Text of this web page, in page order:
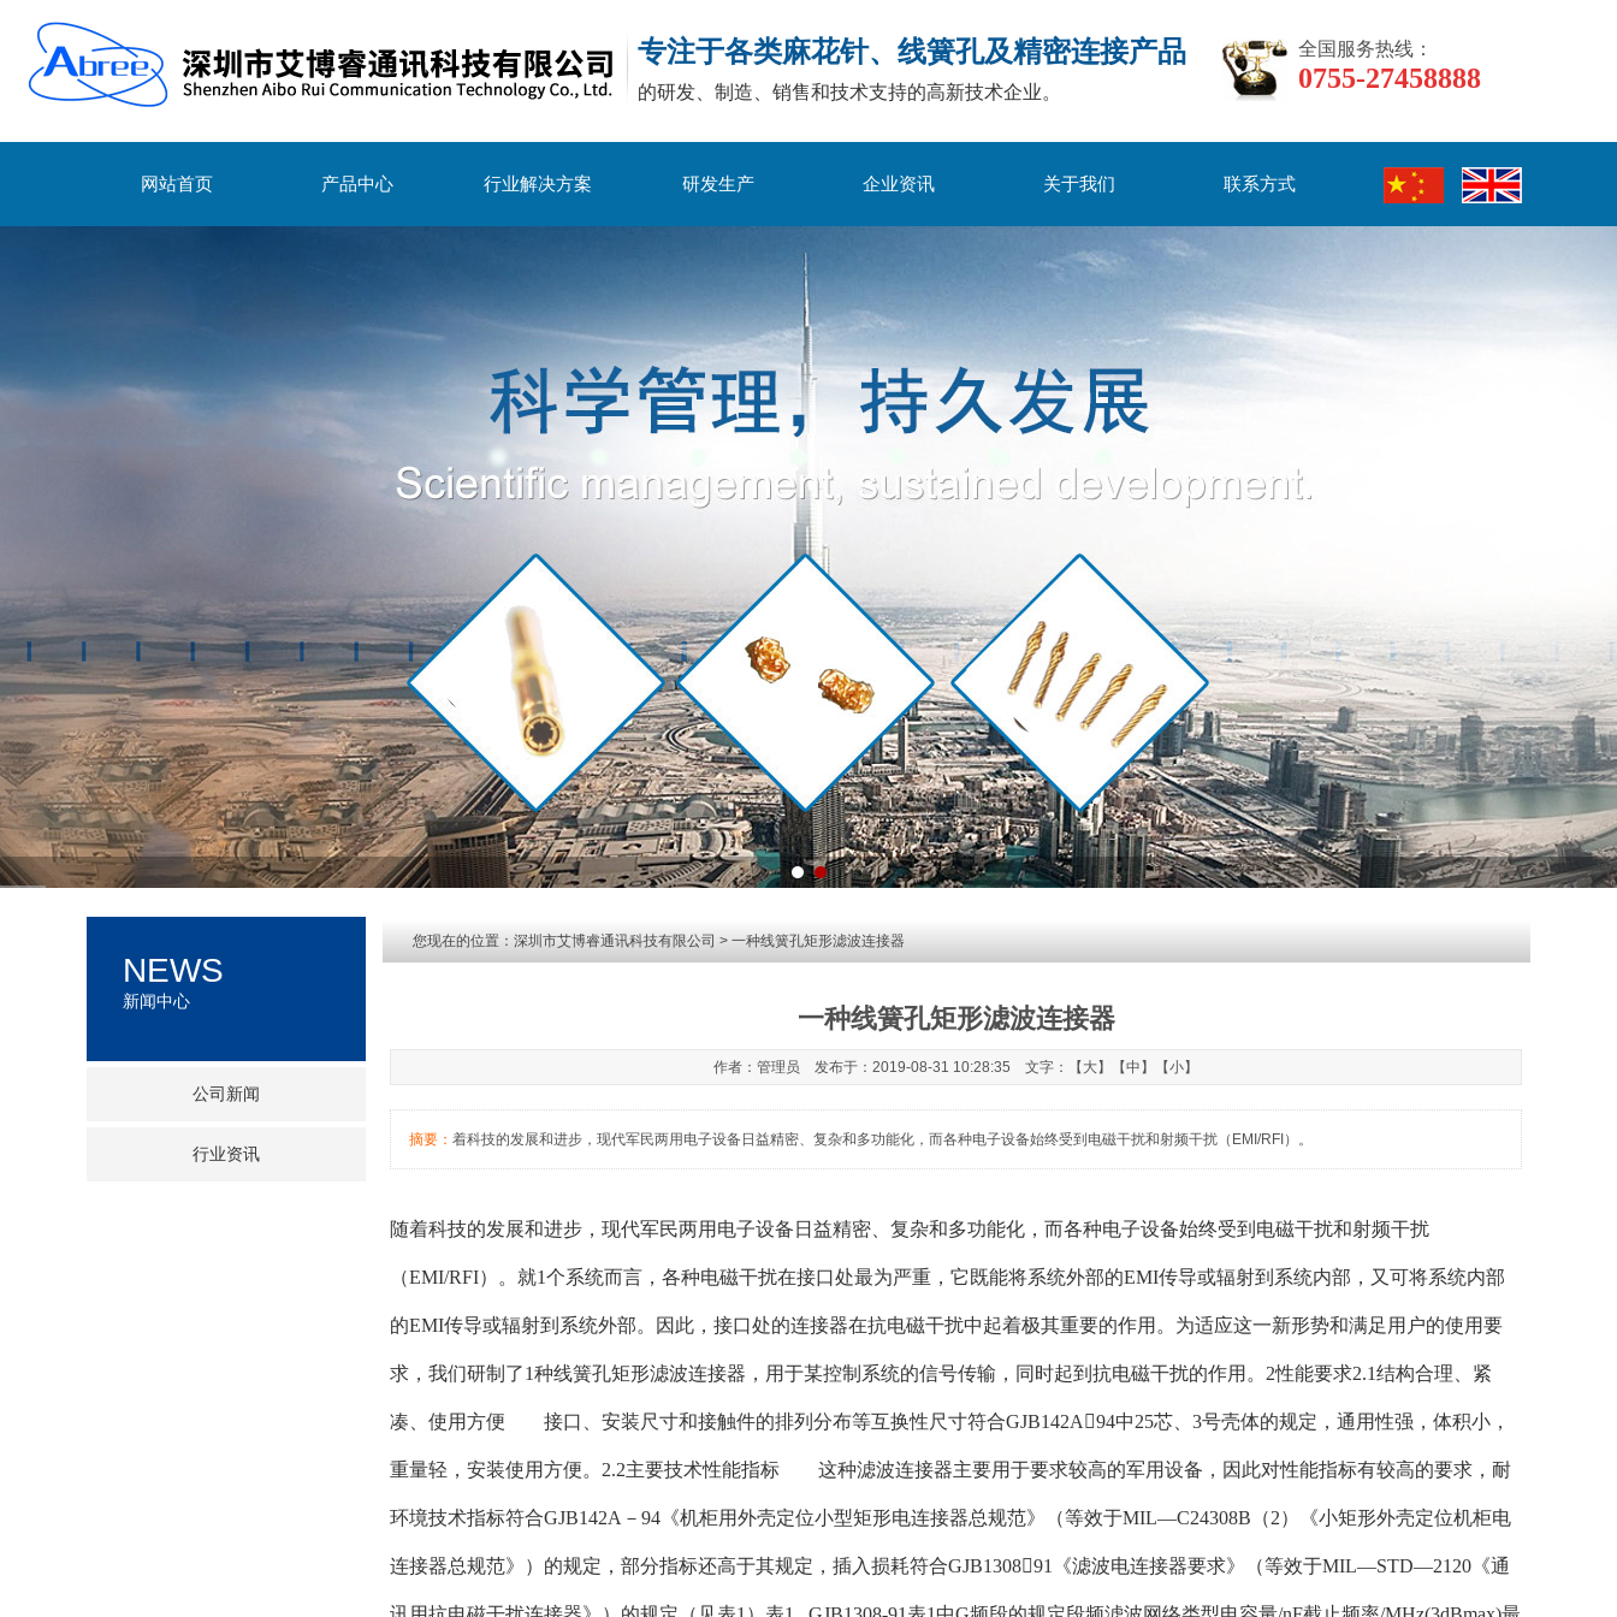
网站首页 产品中心 行业解决方案 研发生产 企业资讯 关于我们 联系方式
全国服务热线：
0755-27458888
专注于各类麻花针、线簧孔及精密连接产品
的研发、制造、销售和技术支持的高新技术企业。
NEWS
新闻中心
公司新闻
行业资讯
您现在的位置： 深圳市艾博睿通讯科技有限公司 > 一种线簧孔矩形滤波连接器
一种线簧孔矩形滤波连接器
作者：管理员 发布于：2019-08-31 10:28:35 文字：【 大】【中 】【小】
摘要： 着科技的发展和进步，现代军民两用电子设备日益精密、复杂和多功能化，而各种电子设备始终受到电磁干扰和射频干扰（EMI/RFI）。
随着科技的发展和进步，现代军民两用电子设备日益精密、复杂和多功能化，而各种电子设备始终受到电磁干扰和射频干扰
（EMI/RFI）。就1个系统而言，各种电磁干扰在接口处最为严重，它既能将系统外部的EMI传导或辐射到系统内部，又可将系统内部
的EMI传导或辐射到系统外部。因此，接口处的连接器在抗电磁干扰中起着极其重要的作用。为适应这一新形势和满足用户的使用要
求，我们研制了1种线簧孔矩形滤波连接器，用于某控制系统的信号传输，同时起到抗电磁干扰的作用。2性能要求2.1结构合理、紧
凑、使用方便 接口、安装尺寸和接触件的排列分布等互换性尺寸符合GJB142A94中25芯、3号壳体的规定，通用性强，体积小，
重量轻，安装使用方便。2.2主要技术性能指标 这种滤波连接器主要用于要求较高的军用设备，因此对性能指标有较高的要求，耐
环境技术指标符合GJB142A－94《机柜用外壳定位小型矩形电连接器总规范》（等效于MIL—C24308B（2）《小矩形外壳定位机柜电
连接器总规范》）的规定，部分指标还高于其规定，插入损耗符合GJB130891《滤波电连接器要求》（等效于MIL—STD—2120《通